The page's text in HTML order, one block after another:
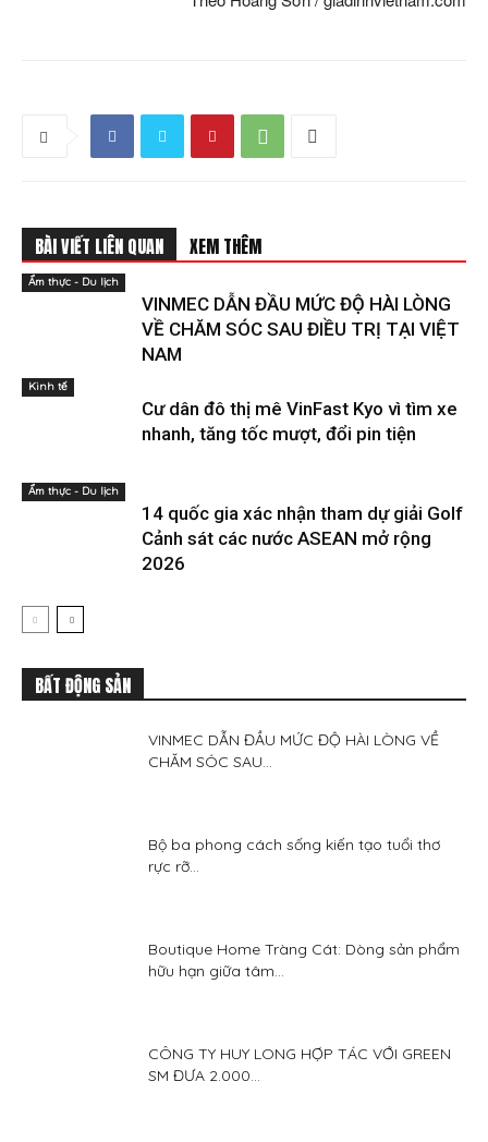
BÀI VIẾT LIÊN QUAN XEM THÊM
Ẩm thực - Du lịch
VINMEC DẪN ĐẦU MỨC ĐỘ HÀI LÒNG
VỀ CHĂM SÓC SAU ĐIỀU TRỊ TẠI VIỆT
NAM
Kinh tế
Cư dân đô thị mê VinFast Kyo vì tìm xe
nhanh, tăng tốc mượt, đổi pin tiện
Ẩm thực - Du lịch
14 quốc gia xác nhận tham dự giải Golf
Cảnh sát các nước ASEAN mở rộng
2026
BẤT ĐỘNG SẢN
VINMEC DẪN ĐẦU MỨC ĐỘ HÀI LÒNG VỀ
CHĂM SÓC SAU...
Bộ ba phong cách sống kiến tạo tuổi thơ
rực rỡ...
Boutique Home Tràng Cát: Dòng sản phẩm
hữu hạn giữa tâm...
CÔNG TY HUY LONG HỢP TÁC VỚI GREEN
SM ĐƯA 2.000...